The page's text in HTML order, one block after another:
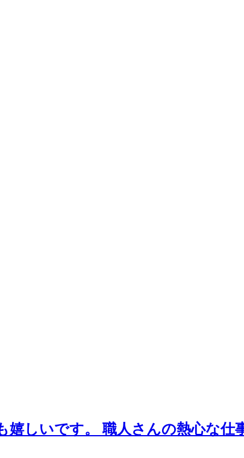
しいです。 職人さんの熱心な仕